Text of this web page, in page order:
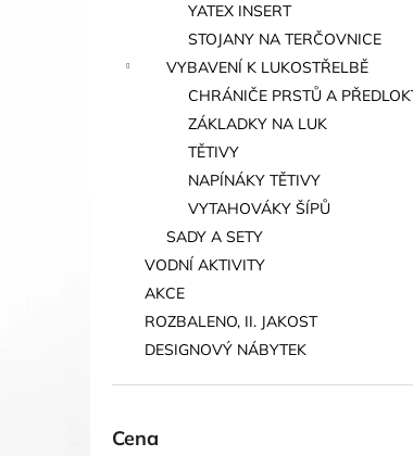
YATEX INSERT
STOJANY NA TERČOVNICE
VYBAVENÍ K LUKOSTŘELBĚ
CHRÁNIČE PRSTŮ A
ZÁKLADKY NA LUK
TĚTIVY
NAPÍNÁKY TĚTIVY
VYTAHOVÁKY ŠÍPŮ
SADY A SETY
VODNÍ AKTIVITY
AKCE
ROZBALENO, II. JAKOST
DESIGNOVÝ NÁBYTEK
Cena